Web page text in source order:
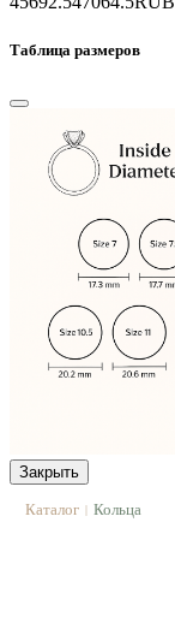
Таблица размеров
Закрыть
Каталог | Кольца